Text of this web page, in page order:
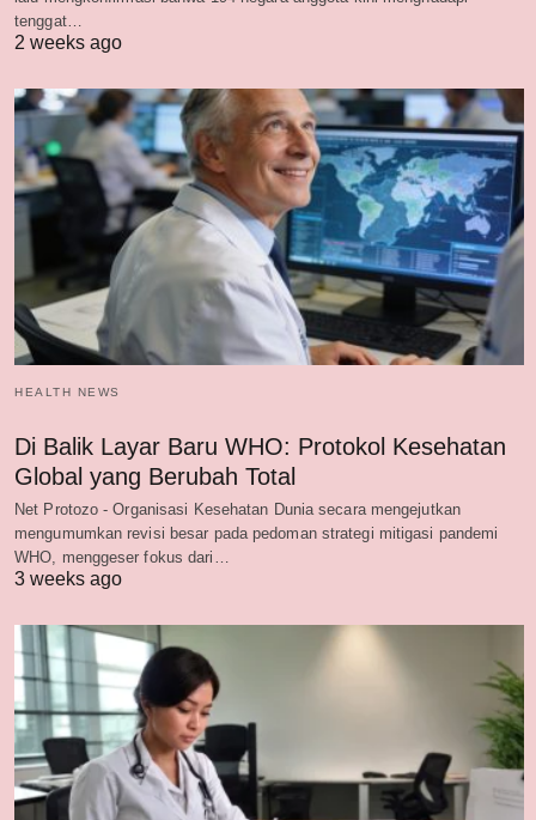
tenggat…
2 weeks ago
HEALTH NEWS
Di Balik Layar Baru WHO: Protokol Kesehatan
Global yang Berubah Total
Net Protozo - Organisasi Kesehatan Dunia secara mengejutkan
mengumumkan revisi besar pada pedoman strategi mitigasi pandemi
WHO, menggeser fokus dari…
3 weeks ago